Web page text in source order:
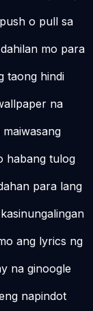
o pull sa
mo para
taong hindi
na
habang tulog
para lang
ang lyrics ng
na ginoogle
napindot